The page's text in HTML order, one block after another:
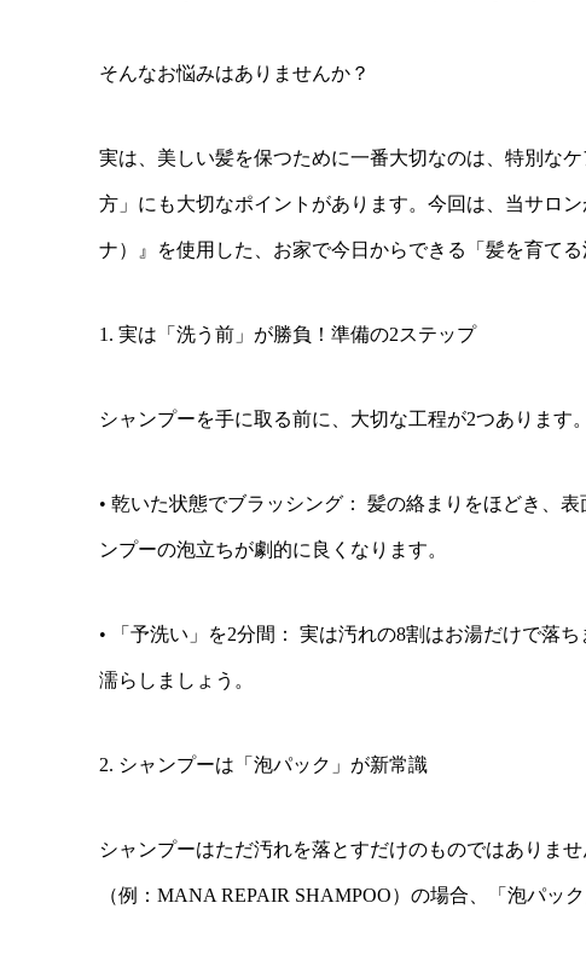
そんなお悩みはありませんか？
実は、美しい髪を保つために一番大切なのは、特別な
方」にも大切なポイントがあります。今回は、当サロ
ナ）』を使用した、お家で今日からできる「髪を育てる
1. 実は「洗う前」が勝負！準備の2ステップ
シャンプーを手に取る前に、大切な工程が2つあります。
• 乾いた状態でブラッシング： 髪の絡まりをほどき、
ンプーの泡立ちが劇的に良くなります。
• 「予洗い」を2分間： 実は汚れの8割はお湯だけで落
濡らしましょう。
2. シャンプーは「泡パック」が新常識
シャンプーはただ汚れを落とすだけのものではありま
（例：MANA REPAIR SHAMPOO）の場合、「泡パッ